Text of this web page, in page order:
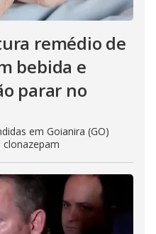
remédio de
bebida e
parar no
em Goianira (GO)